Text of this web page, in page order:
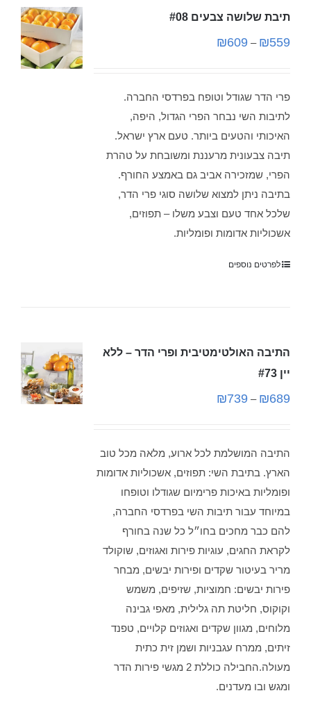
תיבת שלושה צבעים #08
₪559
–
₪609
פרי הדר שגודל וטופח בפרדסי החברה.
לתיבות השי נבחר הפרי הגדול, היפה,
האיכותי והטעים ביותר. טעם ארץ ישראל.
תיבה צבעונית מרעננת ומשובחת על טהרת
הפרי, שמזכירה אביב גם באמצע החורף.
בתיבה ניתן למצוא שלושה סוגי פרי הדר,
שלכל אחד טעם וצבע משלו – תפוזים,
אשכוליות אדומות ופומליות.
לפרטים נוספים
התיבה האולטימטיבית ופרי הדר – ללא
יין #73
₪689
–
₪739
התיבה המושלמת לכל ארוע, מלאה מכל טוב
הארץ. בתיבת השי: תפוזים, אשכוליות אדומות
ופומליות באיכות פרימיום שגודלו וטופחו
במיוחד עבור תיבות השי בפרדסי החברה,
להם כבר מחכים בחו״ל כל שנה בחורף
לקראת החגים, עוגיות פירות ואגוזים, שוקולד
מריר בעיטור שקדים ופירות יבשים, מבחר
פירות יבשים: חמוציות, שזיפים, משמש
וקוקוס, חליטת תה גלילית, מאפי גבינה
מלוחים, מגוון שקדים ואגוזים קלויים, טפנד
זיתים, ממרח עגבניות ושמן זית כתית
מעולה.החבילה כוללת 2 מגשי פירות הדר
ומגש ובו מעדנים.